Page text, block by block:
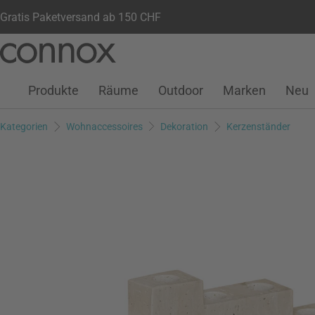
Gratis Paketversand ab 150 CHF
Seiteninhalt
Suchfeld
Kundenkonto
Wunschliste
Warenkorb
Produkte Räume Outdoor Marken Neu
Kategorien Wohnaccessoires Dekoration Kerzenständer